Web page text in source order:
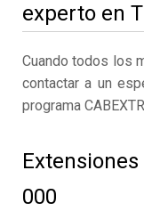
experto en
Cuando todos los
contactar a un
programa
000